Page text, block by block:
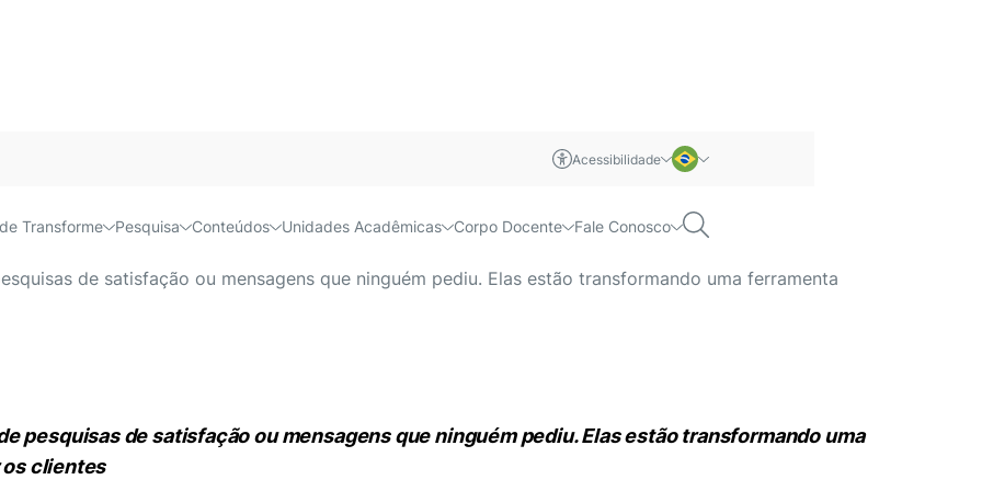
Acessibilidade
Português
Transforme Pesquisa Conteúdos Unidades Acadêmicas Corpo Docente Fale Conosco
pesquisa com consumidor?
de satisfação ou mensagens que ninguém pediu. Elas estão transformando uma ferramenta
pesquisas de satisfação ou mensagens que ninguém pediu. Elas estão transformando uma
os clientes